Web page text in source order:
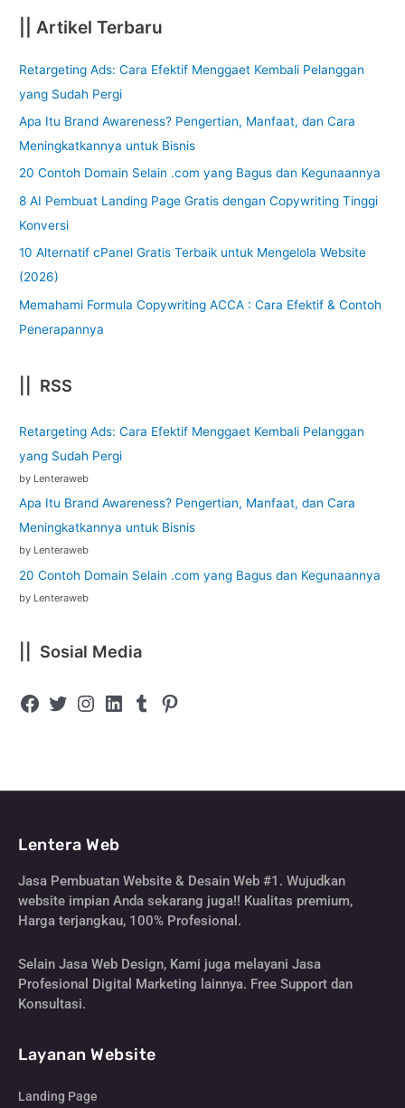
|| Artikel Terbaru
Retargeting Ads: Cara Efektif Menggaet Kembali Pelanggan
yang Sudah Pergi
Apa Itu Brand Awareness? Pengertian, Manfaat, dan Cara
Meningkatkannya untuk Bisnis
20 Contoh Domain Selain .com yang Bagus dan Kegunaannya
8 AI Pembuat Landing Page Gratis dengan Copywriting Tinggi
Konversi
10 Alternatif cPanel Gratis Terbaik untuk Mengelola Website
(2026)
Memahami Formula Copywriting ACCA : Cara Efektif & Contoh
Penerapannya
|| RSS
Retargeting Ads: Cara Efektif Menggaet Kembali Pelanggan
yang Sudah Pergi
by Lenteraweb
Apa Itu Brand Awareness? Pengertian, Manfaat, dan Cara
Meningkatkannya untuk Bisnis
by Lenteraweb
20 Contoh Domain Selain .com yang Bagus dan Kegunaannya
by Lenteraweb
|| Sosial Media
Lentera Web
Jasa Pembuatan Website & Desain Web #1. Wujudkan
website impian Anda sekarang juga!! Kualitas premium,
Harga terjangkau, 100% Profesional.
Selain Jasa Web Design, Kami juga melayani Jasa
Profesional Digital Marketing lainnya. Free Support dan
Konsultasi.
Layanan Website
Landing Page